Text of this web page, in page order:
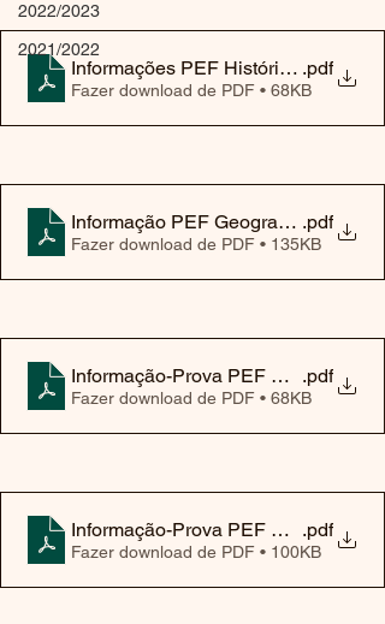
2022/2023
2021/2022
Informações PEF História 3º ciclo
.pdf
Fazer download de PDF • 68KB
Informação PEF Geografia 3.ºCiclo
.pdf
Fazer download de PDF • 135KB
Informação-Prova PEF ET 9ºAno
.pdf
Fazer download de PDF • 68KB
Informação-Prova PEF EV 9ºAno
.pdf
Fazer download de PDF • 100KB